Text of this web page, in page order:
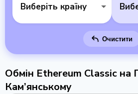
Виберіть країну
Очистити
Обмін Ethereum Classic на
Кам’янському